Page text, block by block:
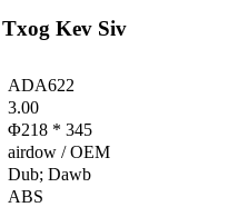
Kev Siv
ADA622
3.00
Φ218 * 345
airdow / OEM
Dub; Dawb
ABS